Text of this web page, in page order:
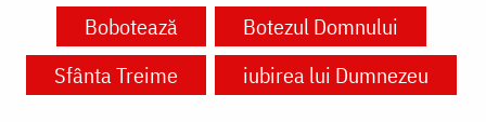
Bobotează
Botezul Domnului
Sfânta Treime
iubirea lui Dumnezeu